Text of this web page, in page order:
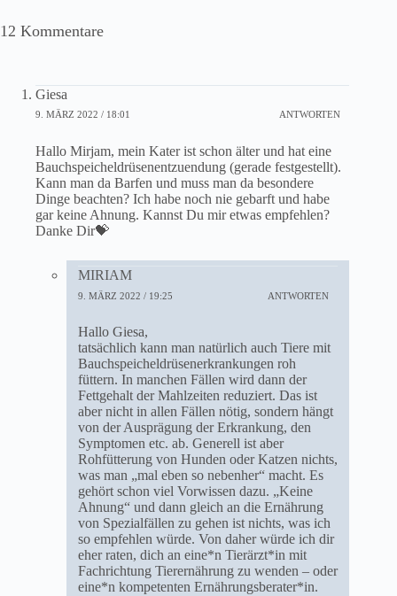
12 Kommentare
Giesa
9. MÄRZ 2022 / 18:01 ANTWORTEN
Hallo Mirjam, mein Kater ist schon älter und hat eine
Bauchspeicheldrüsenentzuendung (gerade festgestellt).
Kann man da Barfen und muss man da besondere
Dinge beachten? Ich habe noch nie gebarft und habe
gar keine Ahnung. Kannst Du mir etwas empfehlen?
Danke Dir💝
MIRIAM
9. MÄRZ 2022 / 19:25 ANTWORTEN
Hallo Giesa,
tatsächlich kann man natürlich auch Tiere mit
Bauchspeicheldrüsenerkrankungen roh
füttern. In manchen Fällen wird dann der
Fettgehalt der Mahlzeiten reduziert. Das ist
aber nicht in allen Fällen nötig, sondern hängt
von der Ausprägung der Erkrankung, den
Symptomen etc. ab. Generell ist aber
Rohfütterung von Hunden oder Katzen nichts,
was man „mal eben so nebenher“ macht. Es
gehört schon viel Vorwissen dazu. „Keine
Ahnung“ und dann gleich an die Ernährung
von Spezialfällen zu gehen ist nichts, was ich
so empfehlen würde. Von daher würde ich dir
eher raten, dich an eine*n Tierärzt*in mit
Fachrichtung Tierernährung zu wenden – oder
eine*n kompetenten Ernährungsberater*in.